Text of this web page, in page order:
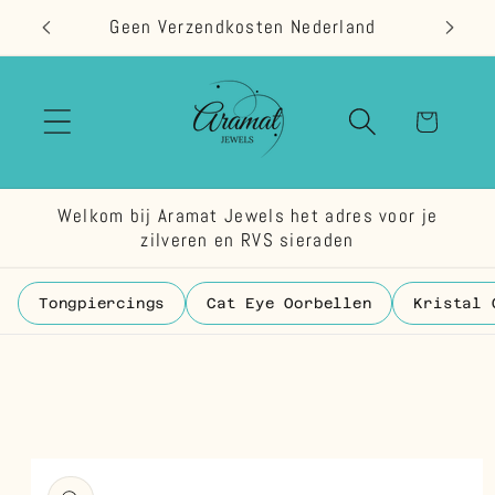
naar de
content
Geen Verzendkosten Nederland
Welkom bij Aramat Jewels het adres voor je
zilveren en RVS sieraden
Tongpiercings Cat Eye Oorbellen Kristal
direct naar